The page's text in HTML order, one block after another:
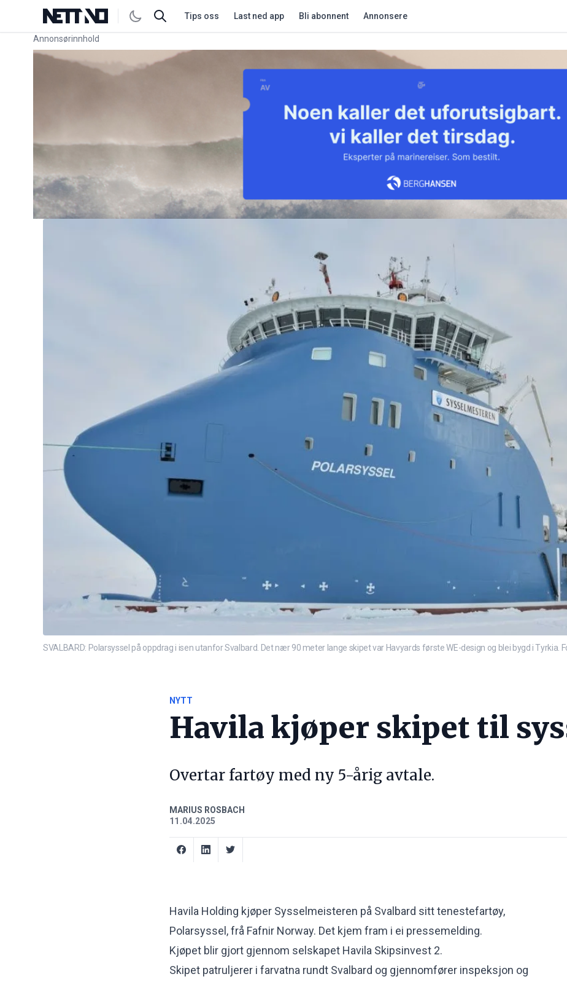
Tips oss Last ned app Bli abonnent Annonsere
Annonsørinnhold
Link for annonse
SVALBARD: Polarsyssel på oppdrag i isen utanfor Svalbard. Det nær 90 meter lange skipet var Havyards første WE-design og blei bygd i Tyrkia.
NYTT
Havila kjøper skipet til
Overtar fartøy med ny 5-årig avtale.
MARIUS ROSBACH
11.04.2025
Havila Holding kjøper Sysselmeisteren på Svalbard sitt tenestefartøy,
Polarsyssel, frå Fafnir Norway. Det kjem fram i ei pressemelding.
Kjøpet blir gjort gjennom selskapet Havila Skipsinvest 2.
Skipet patruljerer i farvatna rundt Svalbard og gjennomfører inspeksjon og